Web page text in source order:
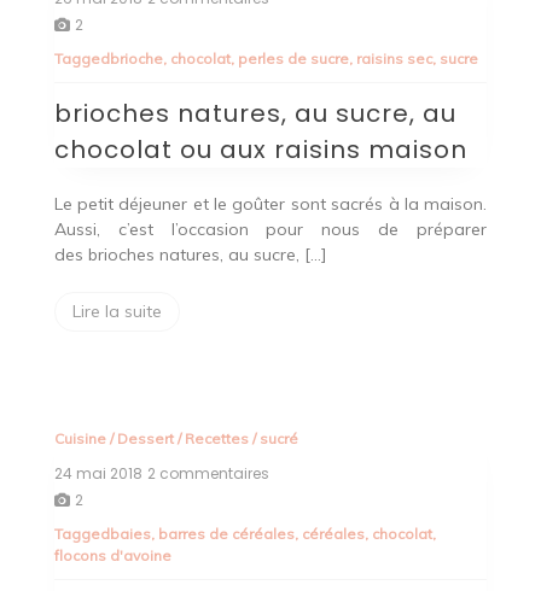
au
au
chocolat
ou
maison
2
Taggedbrioche, chocolat, perles de sucre, raisins sec, sucre
brioches natures, au sucre, au
chocolat ou aux raisins maison
Le petit déjeuner et le goûter sont sacrés à la maison.
Aussi, c’est l’occasion pour nous de préparer
des brioches natures, au sucre, […]
Lire la suite
Cuisine/ Dessert/ Recettes/ sucré
24 mai 2018 2 commentaires
barres
2
Taggedbaies, barres de céréales, céréales, chocolat,
flocons d'avoine